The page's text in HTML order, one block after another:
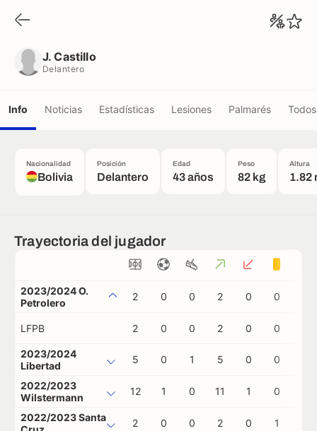
J. Castillo
Delantero
Info Noticias Estadísticas Lesiones Palmarés
Nacionalidad
Bolivia
Posición
Delantero
Edad
43 años
Peso
82 kg
Altura
1.82
Trayectoria del jugador
2023/2024 O.
Petrolero
2 0 0 2 0 0
LFPB 2 0 0 2 0 0
2023/2024
Libertad
5 0 1 5 0 0
2022/2023
Wilstermann
12 1 0 11 1 0
2022/2023 Santa
2 0 0 2 0 1